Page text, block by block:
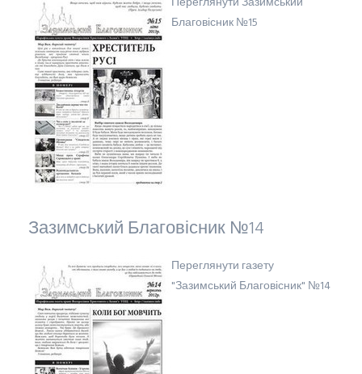
Благовісник №15
Зазимський Благовісник №14
Переглянути газету
"Зазимський Благовісник" №14